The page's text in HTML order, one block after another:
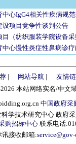
心IgG4相关性疾病规
项目竞争性谈判公告
（纺织服装学院设备
心慢性炎症性鼻病诊
| 网站导航 |
友情
本站网络实名/中文
中国政府采
学技术研究中心 政府
购招标中心 联系电话
讯接收邮箱: